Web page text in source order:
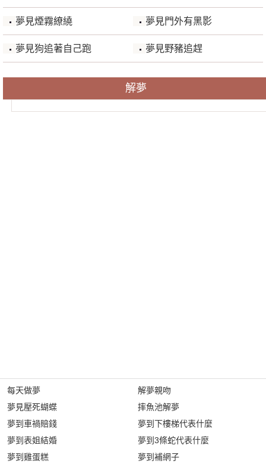
夢見煙霧繚繞 夢見門外有黑影
夢見狗追著自己跑 夢見野豬追趕
解夢
每天做夢
夢見壓死蝴蝶
夢到車禍賠錢
夢到表姐結婚
夢到雞蛋糕
解夢親吻
摔魚池解夢
夢到下樓梯代表什麼
夢到3條蛇代表什麼
夢到補網子